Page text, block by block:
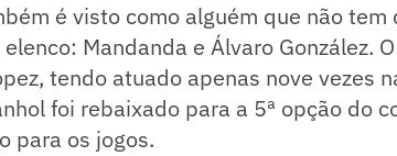
é visto como alguém que não tem
Mandanda e Álvaro González.
tendo atuado apenas nove vezes
foi rebaixado para a 5ª opção do
para os jogos.